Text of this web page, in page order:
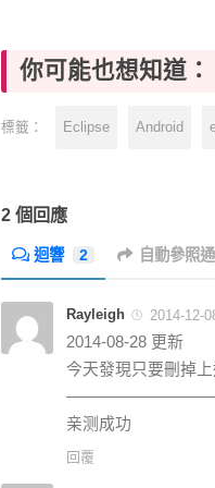
你可能也想知道：
標籤： Eclipse Android
2 個回應
迴響 2 自動參照
Rayleigh 2014-12-
2014-08-28 更新
今天發現只要刪掉
亲测成功
回覆